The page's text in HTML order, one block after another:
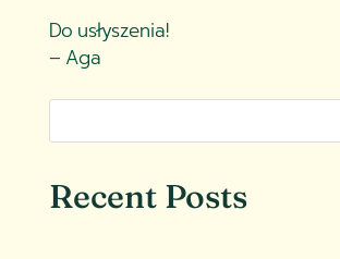
Do usłyszenia!
– Aga
Recent Posts